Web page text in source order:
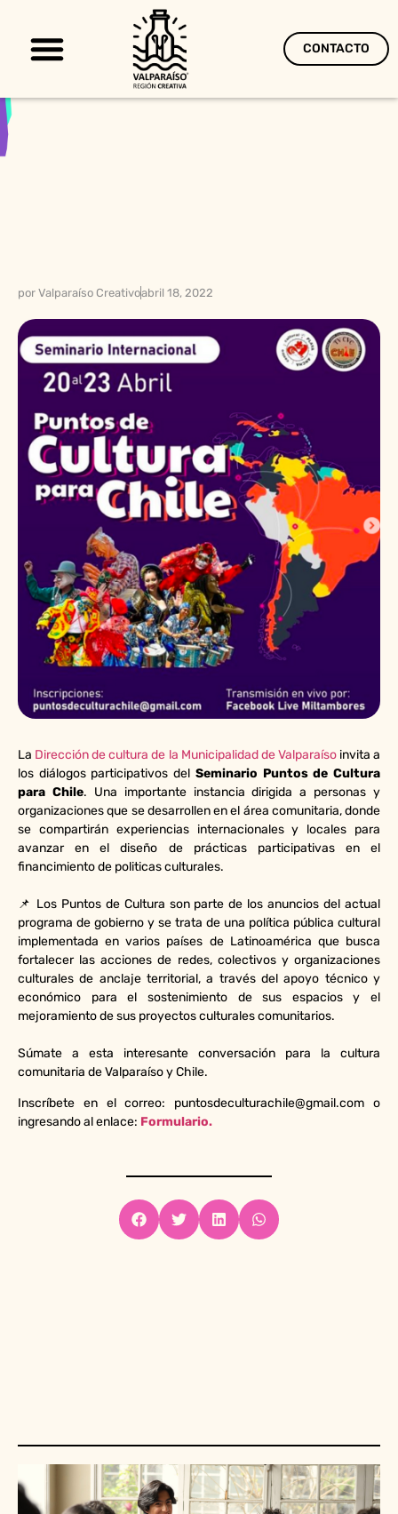
CONTACTO
por Valparaíso Creativoabril 18, 2022
La Dirección de cultura de la Municipalidad de Valparaísoinvita a
los diálogos participativos del Seminario Puntos de Cultura
para Chile. Una importante instancia dirigida a personas y
organizaciones que se desarrollen en el área comunitaria, donde
se compartirán experiencias internacionales y locales para
avanzar en el diseño de prácticas participativas en el
financimiento de politicas culturales.
📌 Los Puntos de Cultura son parte de los anuncios del actual
programa de gobierno y se trata de una política pública cultural
implementada en varios países de Latinoamérica que busca
fortalecer las acciones de redes, colectivos y organizaciones
culturales de anclaje territorial, a través del apoyo técnico y
económico para el sostenimiento de sus espacios y el
mejoramiento de sus proyectos culturales comunitarios.
Súmate a esta interesante conversación para la cultura
comunitaria de Valparaíso y Chile.
Inscríbete en el correo: puntosdeculturachile@gmail.com o
ingresando al enlace: Formulario.